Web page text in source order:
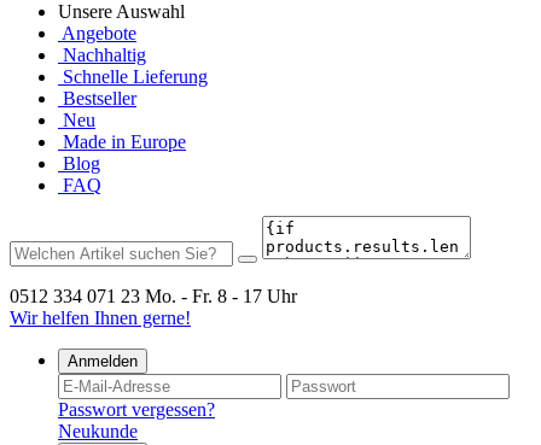
Unsere Auswahl
Angebote
Nachhaltig
Schnelle Lieferung
Bestseller
Neu
Made in Europe
Blog
FAQ
0512 334 071 23 Mo. - Fr. 8 - 17 Uhr
Wir helfen Ihnen gerne!
Anmelden
Passwort vergessen?
Neukunde